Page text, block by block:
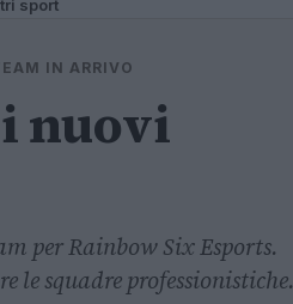
sport
IN ARRIVO
nuovi
per Rainbow Six Esports.
le squadre professionistiche.